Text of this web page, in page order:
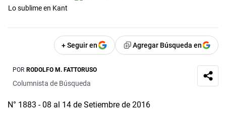
Lo sublime en Kant
+ Seguir en Agregar Búsqueda en
POR RODOLFO M. FATTORUSO
Columnista de Búsqueda
N° 1883 - 08 al 14 de Setiembre de 2016